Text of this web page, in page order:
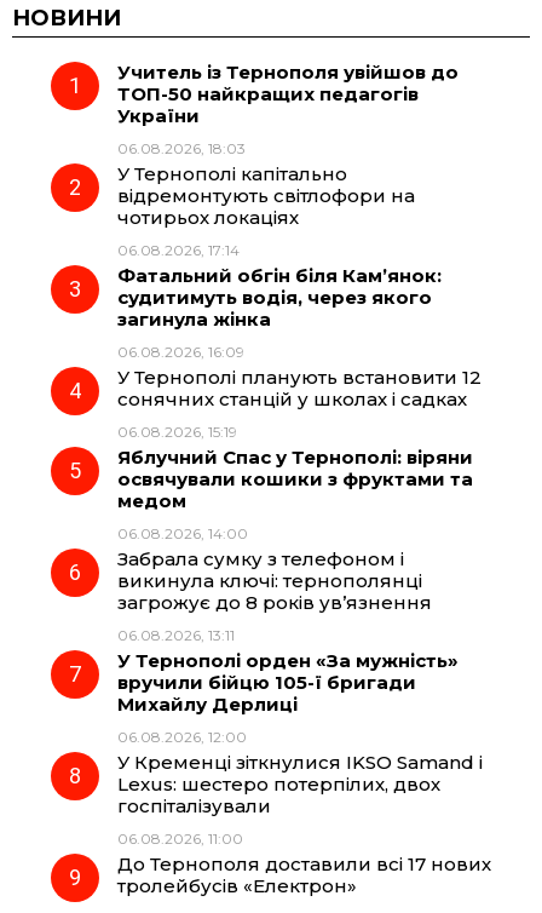
c
e
o
k
e
r
a
m
t
A
НОВИНИ
Учитель із Тернополя увійшов до
ТОП-50 найкращих педагогів
України
06.08.2026, 18:03
У Тернополі капітально
відремонтують світлофори на
чотирьох локаціях
06.08.2026, 17:14
Фатальний обгін біля Кам’янок:
судитимуть водія, через якого
загинула жінка
06.08.2026, 16:09
У Тернополі планують встановити 12
сонячних станцій у школах і садках
06.08.2026, 15:19
Яблучний Спас у Тернополі: віряни
освячували кошики з фруктами та
медом
06.08.2026, 14:00
Забрала сумку з телефоном і
викинула ключі: тернополянці
загрожує до 8 років ув’язнення
06.08.2026, 13:11
У Тернополі орден «За мужність»
вручили бійцю 105-ї бригади
Михайлу Дерлиці
06.08.2026, 12:00
У Кременці зіткнулися IKSO Samand і
Lexus: шестеро потерпілих, двох
госпіталізували
06.08.2026, 11:00
До Тернополя доставили всі 17 нових
тролейбусів «Електрон»